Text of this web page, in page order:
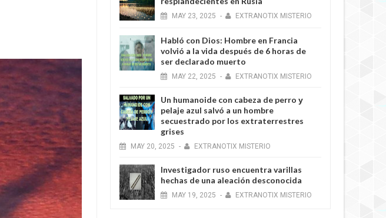
MAY 23, 2025 - EXTRANOTIX MISTERIO
Habló con Dios: Hombre en Francia
volvió a la vida después de 6 horas de
ser declarado muerto
MAY 22, 2025 - EXTRANOTIX MISTERIO
Un humanoide con cabeza de perro у
pelaje azul salvó a un hombre
secuestrado por los extraterrestres
grises
MAY 20, 2025 - EXTRANOTIX MISTERIO
Investigador ruso encuentra varillas
hechas de una aleación desconocida
MAY 19, 2025 - EXTRANOTIX MISTERIO